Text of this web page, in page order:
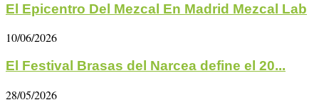
El Epicentro Del Mezcal En Madrid Mezcal Lab
10/06/2026
El Festival Brasas del Narcea define el 20...
28/05/2026